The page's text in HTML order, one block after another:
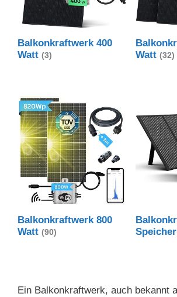
Balkonkraftwerk 400
Watt (3)
Watt (32)
Balkonkraftwerk 800
Watt (90)
Speicher
Ein Balkonkraftwerk, auch bekannt